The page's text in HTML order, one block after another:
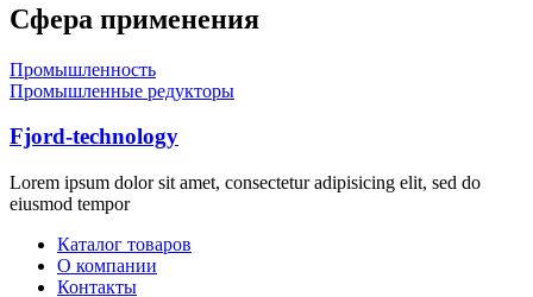
Сфера применения
Промышленность
Промышленные редукторы
Fjord-technology
Lorem ipsum dolor sit amet, consectetur adipisicing elit, sed do
eiusmod tempor
Каталог товаров
О компании
Контакты